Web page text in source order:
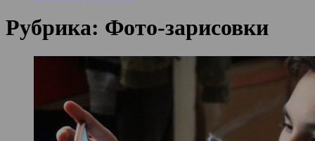
Рубрика: Фото-зарисовки